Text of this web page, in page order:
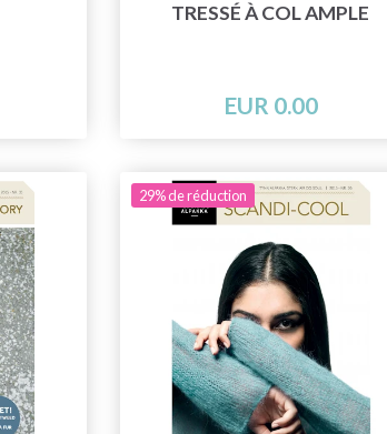
TRESSÉ À COL AMPLE
EUR 0.00
29% de réduction